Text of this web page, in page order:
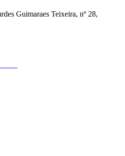
Guimaraes Teixeira, nº 28,